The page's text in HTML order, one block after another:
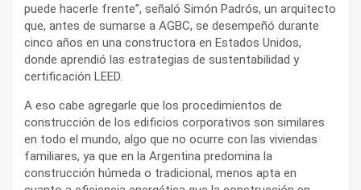
puede hacerle frente”, señaló Simón Padrós, un arquitecto
que, antes de sumarse a AGBC, se desempeñó durante
cinco años en una constructora en Estados Unidos,
donde aprendió las estrategias de sustentabilidad y
certificación LEED.
A eso cabe agregarle que los procedimientos de
construcción de los edificios corporativos son similares
en todo el mundo, algo que no ocurre con las viviendas
familiares, ya que en la Argentina predomina la
construcción húmeda o tradicional, menos apta en